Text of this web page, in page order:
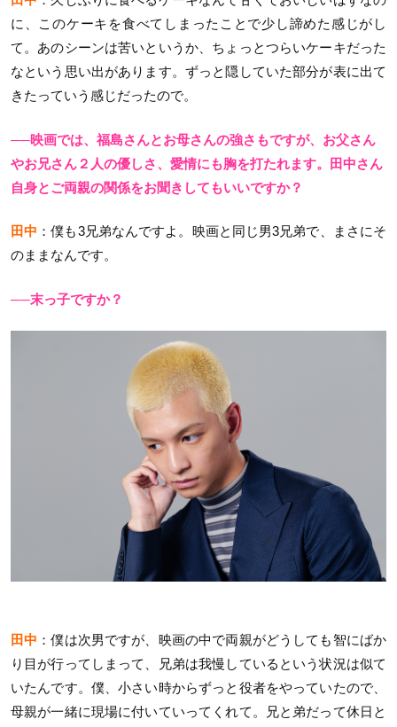
に、このケーキを食べてしまったことで少し諦めた感じがし
て。あのシーンは苦いというか、ちょっとつらいケーキだった
なという思い出があります。ずっと隠していた部分が表に出て
きたっていう感じだったので。
──映画では、福島さんとお母さんの強さもですが、お父さん
やお兄さん２人の優しさ、愛情にも胸を打たれます。田中さん
自身とご両親の関係をお聞きしてもいいですか？
田中 ：僕も3兄弟なんですよ。映画と同じ男3兄弟で、まさにそ
のままなんです。
──末っ子ですか？
田中 ：僕は次男ですが、映画の中で両親がどうしても智にばか
り目が行ってしまって、兄弟は我慢しているという状況は似て
いたんです。僕、小さい時からずっと役者をやっていたので、
母親が一緒に現場に付いていってくれて。兄と弟だって休日と